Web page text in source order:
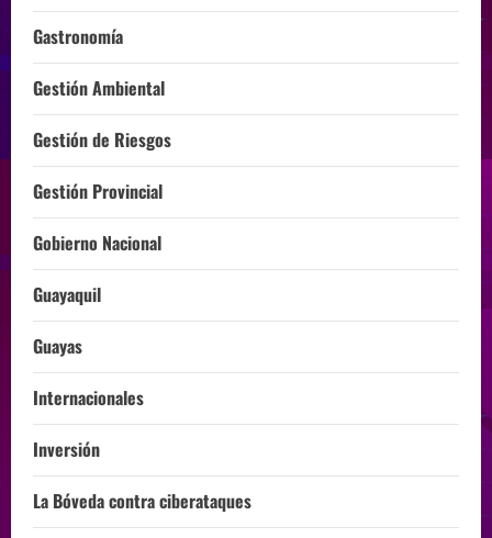
Gastronomía
Gestión Ambiental
Gestión de Riesgos
Gestión Provincial
Gobierno Nacional
Guayaquil
Guayas
Internacionales
Inversión
La Bóveda contra ciberataques